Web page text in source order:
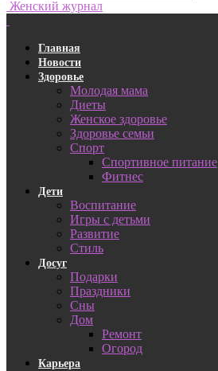
Женский журнал
Главная
Новости
Здоровье
Молодая мама
Диеты
Женское здоровье
Здоровье семьи
Спорт
Спортивное питание
Фитнес
Дети
Воспитание
Игры с детьми
Развитие
Стиль
Досуг
Подарки
Праздники
Сны
Дом
Ремонт
Огород
Карьера